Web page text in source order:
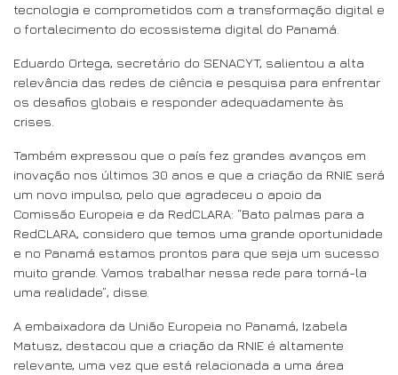
tecnologia e comprometidos com a transformação digital e
o fortalecimento do ecossistema digital do Panamá.
Eduardo Ortega, secretário do SENACYT, salientou a alta
relevância das redes de ciência e pesquisa para enfrentar
os desafios globais e responder adequadamente às
crises.
Também expressou que o país fez grandes avanços em
inovação nos últimos 30 anos e que a criação da RNIE será
um novo impulso, pelo que agradeceu o apoio da
Comissão Europeia e da RedCLARA: “Bato palmas para a
RedCLARA, considero que temos uma grande oportunidade
e no Panamá estamos prontos para que seja um sucesso
muito grande. Vamos trabalhar nessa rede para torná-la
uma realidade”, disse.
A embaixadora da União Europeia no Panamá, Izabela
Matusz, destacou que a criação da RNIE é altamente
relevante, uma vez que está relacionada a uma área